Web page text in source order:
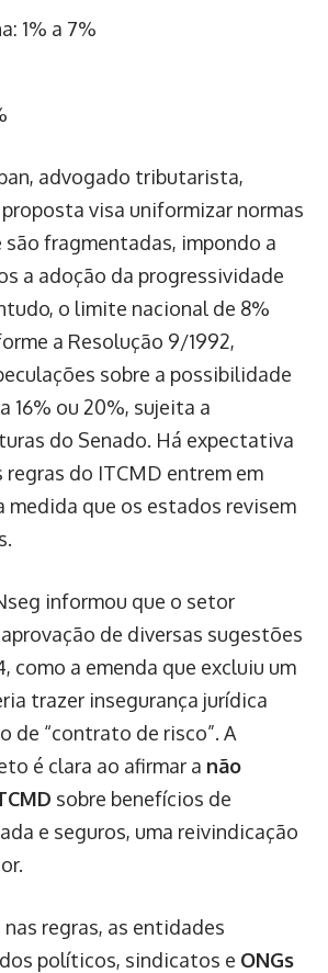
1% a 7%
advogado tributarista,
visa uniformizar normas
fragmentadas, impondo a
a adoção da progressividade
o limite nacional de 8%
a Resolução 9/1992,
sobre a possibilidade
16% ou 20%, sujeita a
do Senado. Há expectativa
regras do ITCMD entrem em
medida que os estados revisem
informou que o setor
de diversas sugestões
como a emenda que excluiu um
trazer insegurança jurídica
de “contrato de risco”. A
é clara ao afirmar a não
sobre benefícios de
e seguros, uma reivindicação
nas regras, as entidades
políticos, sindicatos e ONGs